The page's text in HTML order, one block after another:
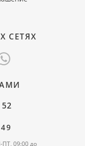
СЕТЯХ
09:00 до